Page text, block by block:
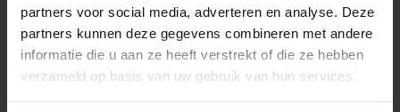
partners voor social media, adverteren en analyse. Deze
partners kunnen deze gegevens combineren met andere
informatie die u aan ze heeft verstrekt of die ze hebben
verzameld op basis van uw gebruik van hun services.
Kies jouw maat